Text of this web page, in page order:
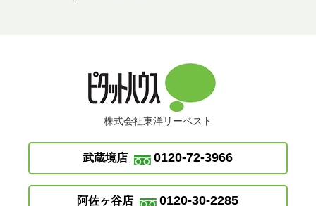
株式会社東洋リーベスト
武蔵境店 0120-72-3966
阿佐ヶ谷店 0120-30-2285